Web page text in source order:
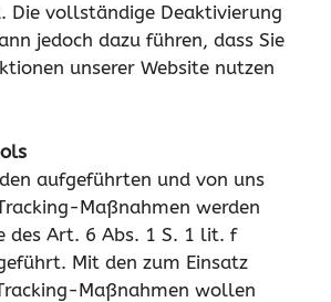
Die vollständige Deaktivierung
jedoch dazu führen, dass Sie
unserer Website nutzen
aufgeführten und von uns
Maßnahmen werden
des Art. 6 Abs. 1 S. 1 lit. f
Mit den zum Einsatz
Maßnahmen wollen